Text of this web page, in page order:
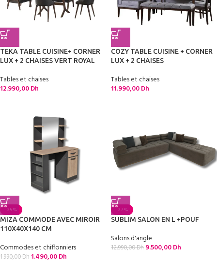
TEKA TABLE CUISINE+ CORNER
LUX + 2 CHAISES VERT ROYAL
Tables et chaises
12.990,00Dh
COZY TABLE CUISINE + CORNER
LUX + 2 CHAISES
Tables et chaises
11.990,00Dh
-25%
MIZA COMMODE AVEC MIROIR
110X40X140 CM
Commodes et chiffonniers
1.990,00Dh 1.490,00Dh
-27%
SUBLIM SALON EN L +POUF
Salons d'angle
12.990,00Dh 9.500,00Dh